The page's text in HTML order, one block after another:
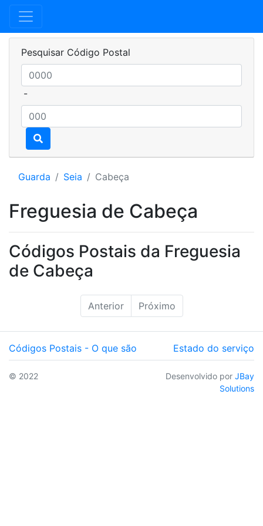
Pesquisar Código Postal
-
Guarda Seia Cabeça
Freguesia de Cabeça
Códigos Postais da Freguesia
de Cabeça
Anterior Próximo
Códigos Postais - O que são Estado do serviço
© 2022 Desenvolvido por JBay
Solutions